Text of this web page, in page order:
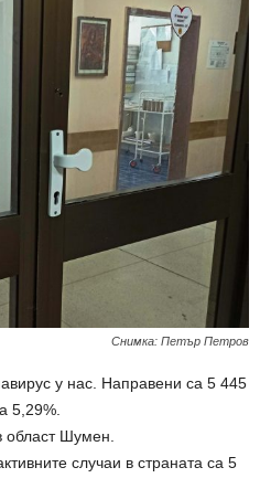
Снимка: Петър Петров
у нас. Направени са 5 445
5,29%.
област Шумен.
случаи в страната са 5